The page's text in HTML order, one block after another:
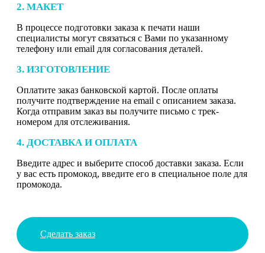
2. МАКЕТ
В процессе подготовки заказа к печати наши
специалисты могут связаться с Вами по указанному
телефону или email для согласования деталей.
3. ИЗГОТОВЛЕНИЕ
Оплатите заказ банковской картой. После оплаты
получите подтверждение на email с описанием заказа.
Когда отправим заказ вы получите письмо с трек-
номером для отслеживания.
4. ДОСТАВКА И ОПЛАТА
Введите адрес и выберите способ доставки заказа. Если
у вас есть промокод, введите его в специальное поле для
промокода.
Сделать заказ